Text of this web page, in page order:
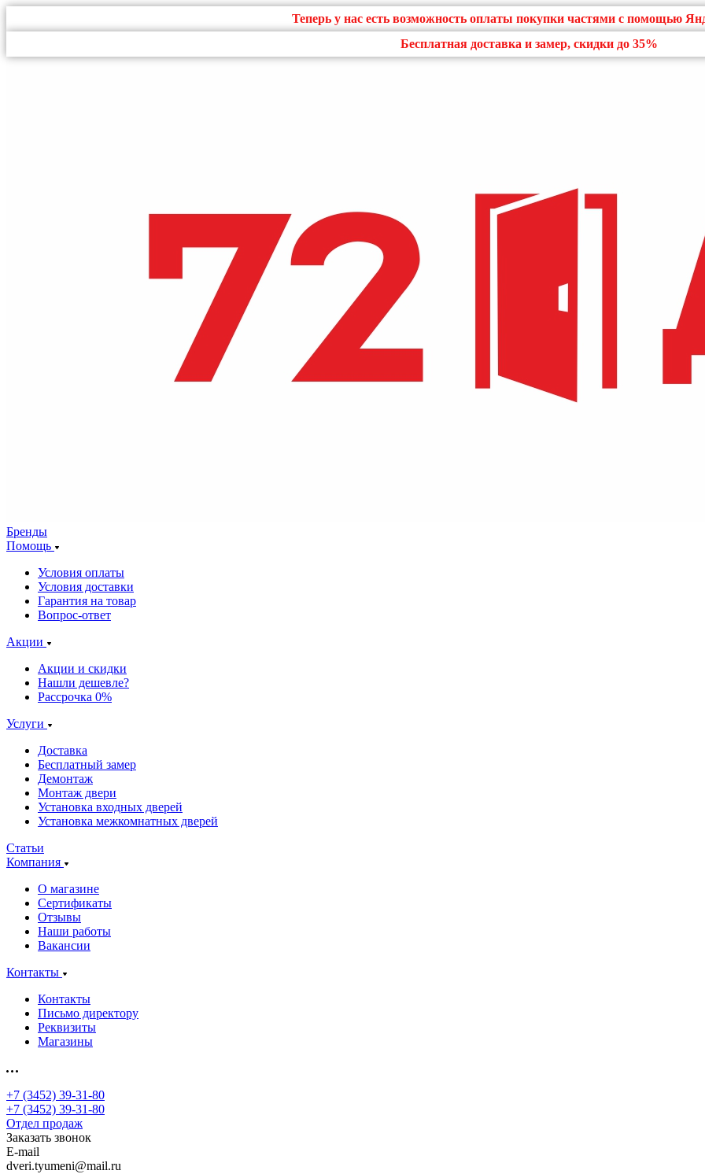
Теперь у нас есть возможность оплаты покупки частями с помощью
Бесплатная доставка и замер, скидки до 35%
Бренды
Помощь
Условия оплаты
Условия доставки
Гарантия на товар
Вопрос-ответ
Акции
Акции и скидки
Нашли дешевле?
Рассрочка 0%
Услуги
Доставка
Бесплатный замер
Демонтаж
Монтаж двери
Установка входных дверей
Установка межкомнатных дверей
Статьи
Компания
О магазине
Сертификаты
Отзывы
Наши работы
Вакансии
Контакты
Контакты
Письмо директору
Реквизиты
Магазины
+7 (3452) 39-31-80
+7 (3452) 39-31-80
Отдел продаж
Заказать звонок
E-mail
dveri.tyumeni@mail.ru